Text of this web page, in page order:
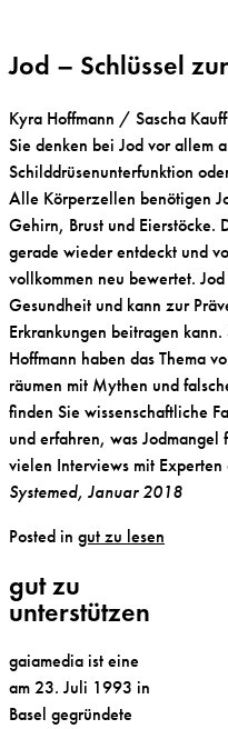
Jod – Schlüssel
Kyra Hoffmann / Sascha
Sie denken bei Jod vor allem
Schilddrüsenunterfunktion
Alle Körperzellen benötigen
Gehirn, Brust und Eierstöcke.
gerade wieder entdeckt und
vollkommen neu bewertet.
Gesundheit und kann zur
Erkrankungen beitragen
Hoffmann haben das Thema
räumen mit Mythen und
finden Sie wissenschaftliche
und erfahren, was
vielen Interviews mit
Systemed, Januar 2018
Posted in gut zu lesen
gut zu
unterstützen
gaiamedia ist eine
am 23. Juli 1993 in
Basel gegründete